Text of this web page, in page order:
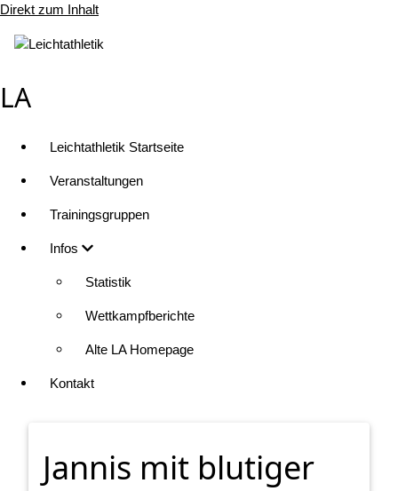
Direkt zum Inhalt
LA
Leichtathletik Startseite
Veranstaltungen
Trainingsgruppen
Infos
Statistik
Wettkampfberichte
Alte LA Homepage
Kontakt
Jannis mit blutiger